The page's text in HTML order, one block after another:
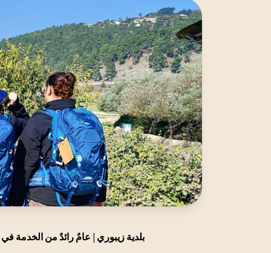
بلدية زيبوري | عامٌ رائدٌ من الخدمة